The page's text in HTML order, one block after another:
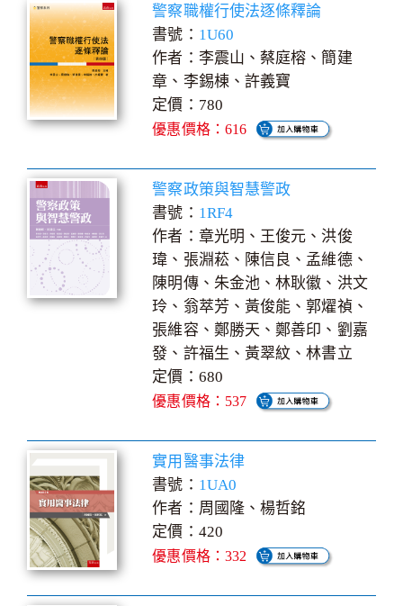
警察職權行使法逐條釋論
書號： 1U60
作者：李震山、蔡庭榕、簡建
章、李錫棟、許義寶
定價：780
優惠價格：616
警察政策與智慧警政
書號： 1RF4
作者：章光明、王俊元、洪俊
瑋、張淵菘、陳信良、孟維德、
陳明傳、朱金池、林耿徽、洪文
玲、翁萃芳、黃俊能、郭燿禎、
張維容、鄭勝天、鄭善印、劉嘉
發、許福生、黃翠紋、林書立
定價：680
優惠價格：537
實用醫事法律
書號： 1UA0
作者：周國隆、楊哲銘
定價：420
優惠價格：332